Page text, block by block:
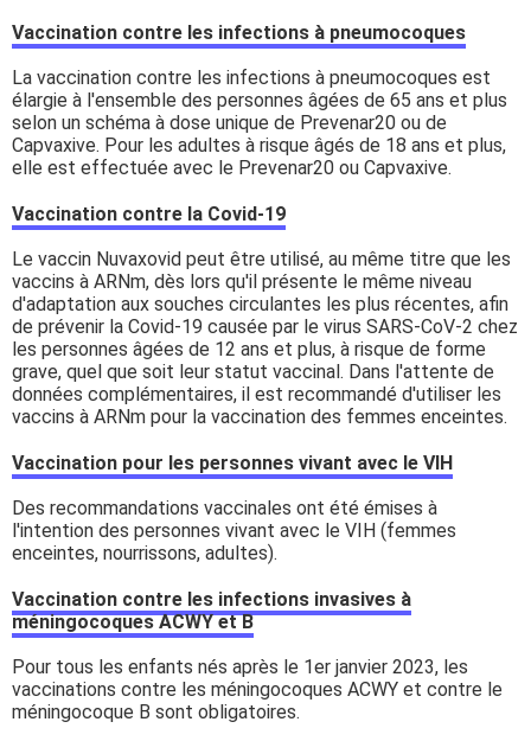
Vaccination contre les infections à pneumocoques
La vaccination contre les infections à pneumocoques est
élargie à l'ensemble des personnes âgées de 65 ans et plus
selon un schéma à dose unique de Prevenar20 ou de
Capvaxive. Pour les adultes à risque âgés de 18 ans et plus,
elle est effectuée avec le Prevenar20 ou Capvaxive.
Vaccination contre la Covid-19
Le vaccin Nuvaxovid peut être utilisé, au même titre que les
vaccins à ARNm, dès lors qu'il présente le même niveau
d'adaptation aux souches circulantes les plus récentes, afin
de prévenir la Covid-19 causée par le virus SARS-CoV-2 chez
les personnes âgées de 12 ans et plus, à risque de forme
grave, quel que soit leur statut vaccinal. Dans l'attente de
données complémentaires, il est recommandé d'utiliser les
vaccins à ARNm pour la vaccination des femmes enceintes.
Vaccination pour les personnes vivant avec le VIH
Des recommandations vaccinales ont été émises à
l'intention des personnes vivant avec le VIH (femmes
enceintes, nourrissons, adultes).
Vaccination contre les infections invasives à
méningocoques ACWY et B
Pour tous les enfants nés après le 1er janvier 2023, les
vaccinations contre les méningocoques ACWY et contre le
méningocoque B sont obligatoires.